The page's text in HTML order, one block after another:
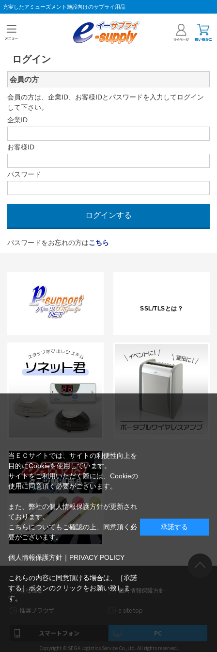
充実したアミューズメント施設向けのサプライ用品
ログイン
会員の方
会員の方は、企業ID、お客様IDとパスワードを入力してログイン
して下さい。
企業ID
お客様ID
パスワード
パスワードをお忘れの方はこちら
SSL/TLSとは？
会社概要 個人情報保護方針
推奨ブラウザ e-site top
スマートフォン PC
Copyright © SEGA Logistics Service Co.,Ltd. All rights reserved.
当ＥＣサイトでは、サイトの利便性向上を
目的にCookieを使用しています。
サイトをご利用いただく際には、Cookieの
使用に同意頂く必要がございます。
また、弊社の個人情報保護方針が更新され
ております。
こちらについてもご確認の上、同意頂く必
要がございます。
個人情報保護方針｜PRIVACY POLICY
これらの内容に同意頂ける場合は、［承諾
する］ボタンのクリックをお願い致しま
す。
承諾する